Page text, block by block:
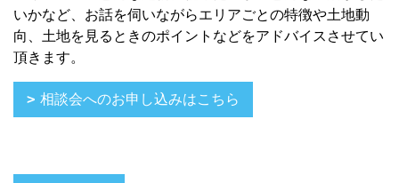
いかなど、お話を伺いながらエリアごとの特徴や土地動
向、土地を見るときのポイントなどをアドバイスさせてい
頂きます。
相談会へのお申し込みはこちら